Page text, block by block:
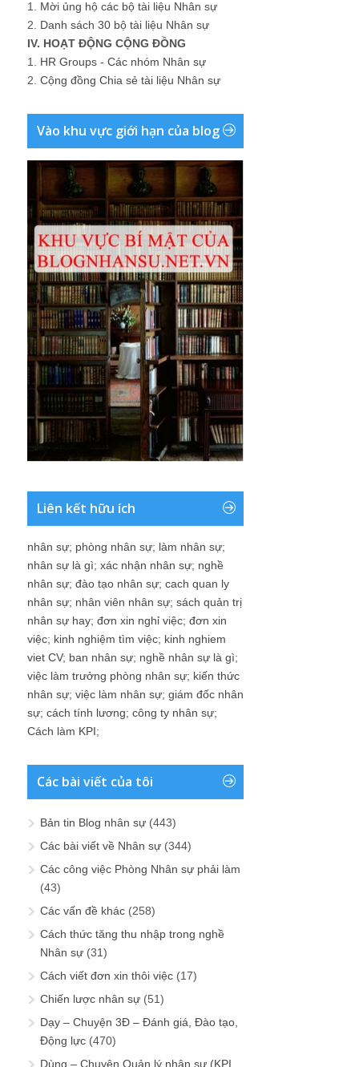
1. Mời ủng hộ các bộ tài liệu Nhân sự
2. Danh sách 30 bộ tài liệu Nhân sự
IV. HOẠT ĐỘNG CỘNG ĐỒNG
1. HR Groups - Các nhóm Nhân sự
2. Cộng đồng Chia sẻ tài liệu Nhân sự
Vào khu vực giới hạn của blog
Liên kết hữu ích
nhân sự; phòng nhân sự; làm nhân sự;
nhân sự là gì; xác nhận nhân sự; nghề
nhân sự; đào tạo nhân sự; cach quan ly
nhân sự; nhân viên nhân sự; sách quản trị
nhân sự hay; đơn xin nghỉ việc; đơn xin
việc; kinh nghiệm tìm việc; kinh nghiem
viet CV; ban nhân sự; nghề nhân sự là gì;
việc làm trưởng phòng nhân sự; kiến thức
nhân sự; việc làm nhân sự; giám đốc nhân
sự; cách tính lương; công ty nhân sự;
Cách làm KPI;
Các bài viết của tôi
Bản tin Blog nhân sự (443)
Các bài viết về Nhân sự (344)
Các công việc Phòng Nhân sự phải làm
(43)
Các vấn đề khác (258)
Cách thức tăng thu nhập trong nghề
Nhân sự (31)
Cách viết đơn xin thôi việc (17)
Chiến lược nhân sự (51)
Dạy – Chuyện 3Đ – Đánh giá, Đào tạo,
Động lực (470)
Dùng – Chuyện Quản lý nhân sự (KPI,